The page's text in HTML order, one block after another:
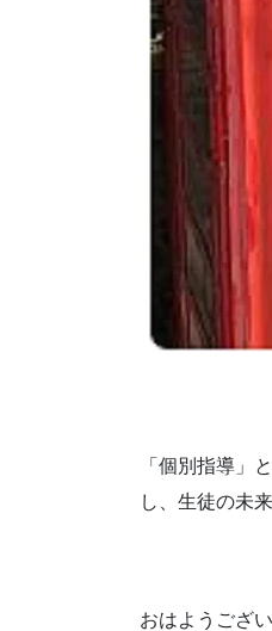
「個別指導」
し、生徒の未
おはようござ